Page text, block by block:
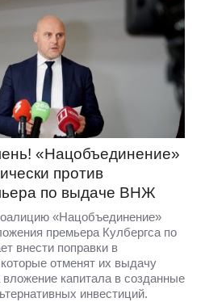
«Нацобъединение»
против
по выдаче ВНЖ
«Нацобъединение»
премьера Кулбергса по
внести поправки в
отменят их выдачу
капитала в созданные
инвестиций.